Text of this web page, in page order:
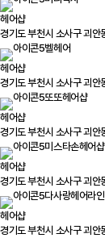
헤어샵
경기도 부천시 소사구 괴
벨헤어
헤어샵
경기도 부천시 소사구 괴
또또헤어샵
헤어샵
경기도 부천시 소사구 괴
미스타손헤어샵
헤어샵
경기도 부천시 소사구 괴안
다사랑헤어라인
헤어샵
경기도 부천시 소사구 괴